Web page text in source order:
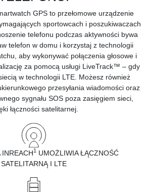
GPS to przełomowe urządzenie
sportowcach i poszukiwaczach
telefonu podczas aktywności bywa
telefon w domu i korzystaj z technologii
aby wykonywać połączenia głosowe i
za pomocą usługi LiveTrack™ – gdy
w technologii LTE. Możesz również
przesyłania wiadomości oraz
sygnału SOS poza zasięgiem sieci,
łączności satelitarnej.
1
UMOŻLIWIA ŁĄCZNOŚĆ
SATELITARNĄ I LTE